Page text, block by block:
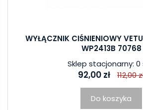
WYŁĄCZNIK CIŚNIENIOWY
WP2413B 70768
Sklep stacjonarny: 0
92,00 zł 112,00
Do koszyka